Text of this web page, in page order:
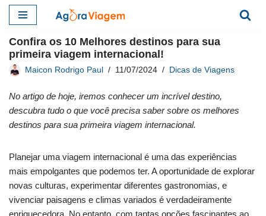
para
o
conteúdo
Confira os 10 Melhores destinos para sua
primeira viagem internacional!
Maicon Rodrigo Paul 11/07/2024 Dicas de Viagens
No artigo de hoje, iremos conhecer um incrível destino,
descubra tudo o que você precisa saber sobre os melhores
destinos para sua primeira viagem internacional.
Planejar uma viagem internacional é uma das experiências
mais empolgantes que podemos ter. A oportunidade de explorar
novas culturas, experimentar diferentes gastronomias, e
vivenciar paisagens e climas variados é verdadeiramente